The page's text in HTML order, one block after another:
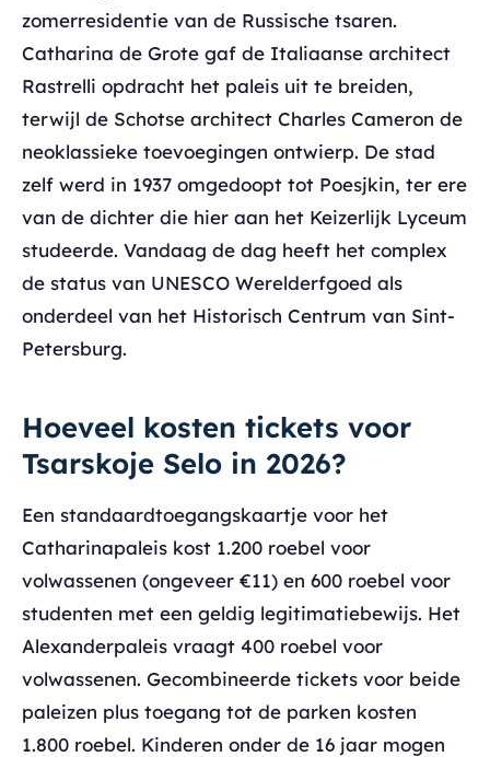
zomerresidentie van de Russische tsaren.
Catharina de Grote gaf de Italiaanse architect
Rastrelli opdracht het paleis uit te breiden,
terwijl de Schotse architect Charles Cameron de
neoklassieke toevoegingen ontwierp. De stad
zelf werd in 1937 omgedoopt tot Poesjkin, ter ere
van de dichter die hier aan het Keizerlijk Lyceum
studeerde. Vandaag de dag heeft het complex
de status van UNESCO Werelderfgoed als
onderdeel van het Historisch Centrum van Sint-
Petersburg.
Hoeveel kosten tickets voor
Tsarskoje Selo in 2026?
Een standaardtoegangskaartje voor het
Catharinapaleis kost 1.200 roebel voor
volwassenen (ongeveer €11) en 600 roebel voor
studenten met een geldig legitimatiebewijs. Het
Alexanderpaleis vraagt 400 roebel voor
volwassenen. Gecombineerde tickets voor beide
paleizen plus toegang tot de parken kosten
1.800 roebel. Kinderen onder de 16 jaar mogen